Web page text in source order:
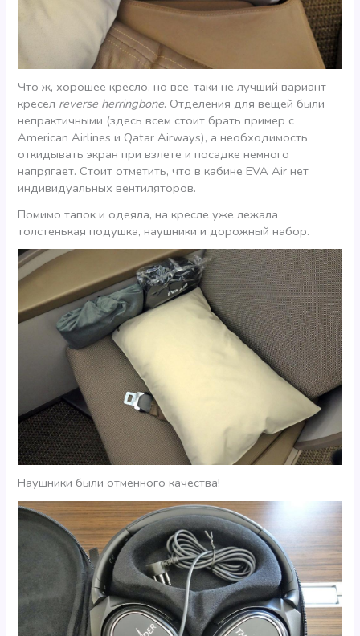
Что ж, хорошее кресло, но все-таки не лучший вариант
кресел reverse herringbone. Отделения для вещей были
непрактичными (здесь всем стоит брать пример с
American Airlines и Qatar Airways), а необходимость
откидывать экран при взлете и посадке немного
напрягает. Стоит отметить, что в кабине EVA Air нет
индивидуальных вентиляторов.
Помимо тапок и одеяла, на кресле уже лежала
толстенькая подушка, наушники и дорожный набор.
Наушники были отменного качества!